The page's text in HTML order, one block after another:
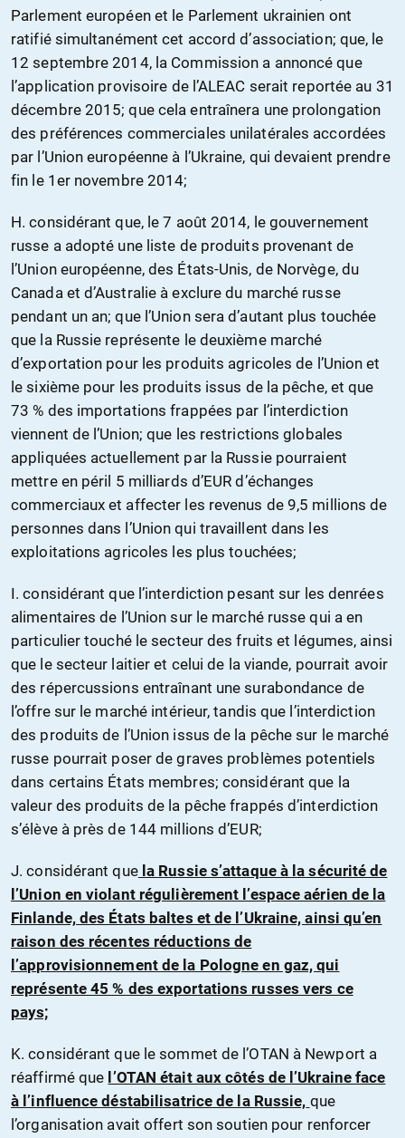
Parlement européen et le Parlement ukrainien ont
ratifié simultanément cet accord d’association; que, le
12 septembre 2014, la Commission a annoncé que
l’application provisoire de l’ALEAC serait reportée au 31
décembre 2015; que cela entraînera une prolongation
des préférences commerciales unilatérales accordées
par l’Union européenne à l’Ukraine, qui devaient prendre
fin le 1er novembre 2014;
H. considérant que, le 7 août 2014, le gouvernement
russe a adopté une liste de produits provenant de
l’Union européenne, des États-Unis, de Norvège, du
Canada et d’Australie à exclure du marché russe
pendant un an; que l’Union sera d’autant plus touchée
que la Russie représente le deuxième marché
d’exportation pour les produits agricoles de l’Union et
le sixième pour les produits issus de la pêche, et que
73 % des importations frappées par l’interdiction
viennent de l’Union; que les restrictions globales
appliquées actuellement par la Russie pourraient
mettre en péril 5 milliards d’EUR d’échanges
commerciaux et affecter les revenus de 9,5 millions de
personnes dans l’Union qui travaillent dans les
exploitations agricoles les plus touchées;
I. considérant que l’interdiction pesant sur les denrées
alimentaires de l’Union sur le marché russe qui a en
particulier touché le secteur des fruits et légumes, ainsi
que le secteur laitier et celui de la viande, pourrait avoir
des répercussions entraînant une surabondance de
l’offre sur le marché intérieur, tandis que l’interdiction
des produits de l’Union issus de la pêche sur le marché
russe pourrait poser de graves problèmes potentiels
dans certains États membres; considérant que la
valeur des produits de la pêche frappés d’interdiction
s’élève à près de 144 millions d’EUR;
J. considérant quela Russie s’attaque à la sécurité de
l’Union en violant régulièrement l’espace aérien de la
Finlande, des États baltes et de l’Ukraine, ainsi qu’en
raison des récentes réductions de
l’approvisionnement de la Pologne en gaz, qui
représente 45 % des exportations russes vers ce
pays;
K. considérant que le sommet de l’OTAN à Newport a
réaffirmé que l’OTAN était aux côtés de l’Ukraine face
à l’influence déstabilisatrice de la Russie, que
l’organisation avait offert son soutien pour renforcer